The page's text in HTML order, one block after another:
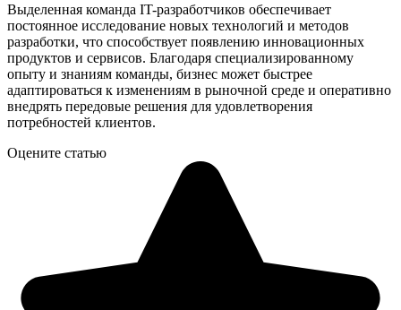
Выделенная команда IT-разработчиков обеспечивает
постоянное исследование новых технологий и методов
разработки, что способствует появлению инновационных
продуктов и сервисов. Благодаря специализированному
опыту и знаниям команды, бизнес может быстрее
адаптироваться к изменениям в рыночной среде и оперативно
внедрять передовые решения для удовлетворения
потребностей клиентов.
Оцените статью